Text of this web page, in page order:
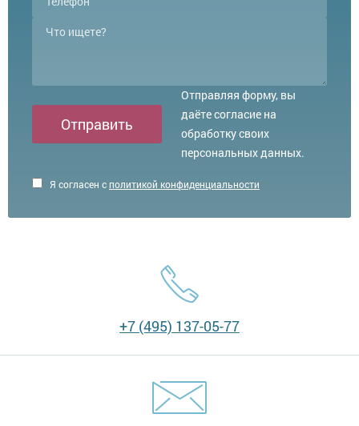
Я согласен сполитикой конфиденциальности
Отправить
Отправляя форму, вы
даёте согласие на
обработку своих
персональных данных.
+7 (495) 137-05-77